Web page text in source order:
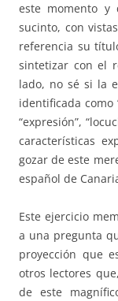
este momento y
sucinto, con
referencia su
sintetizar con el
lado, no sé si la
identificada como
“expresión”,
características
gozar de este
español de
Este ejercicio
a una pregunta
proyección que
otros lectores
de este